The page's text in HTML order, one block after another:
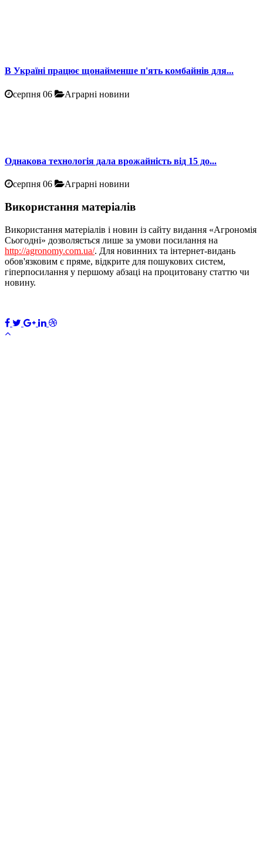
В Україні працює щонайменше п'ять комбайнів для...
серпня 06 Аграрні новини
Однакова технологія дала врожайність від 15 до...
серпня 06 Аграрні новини
Використання матеріалів
Використання матеріалів і новин із сайту видання «Агрономія
Сьогодні» дозволяється лише за умови посилання на
http://agronomy.com.ua/. Для новинних та інтернет-видань
обов'язковим є пряме, відкрите для пошукових систем,
гіперпосилання у першому абзаці на процитовану статтю чи
новину.